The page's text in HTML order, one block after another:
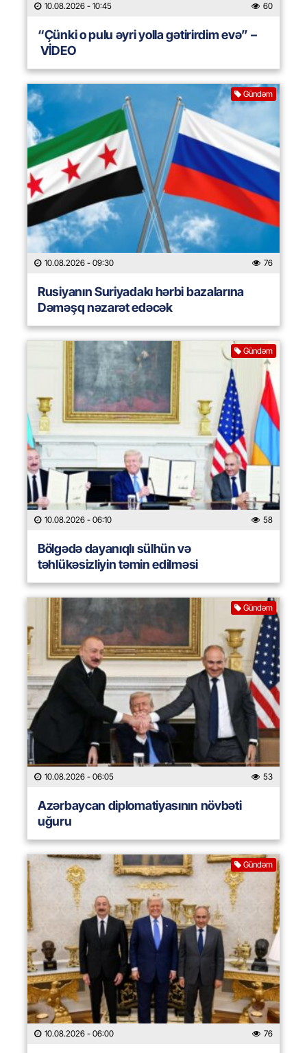
10.08.2026 - 10:45 60
“Çünki o pulu əyri yolla gətirirdim evə” –
VİDEO
Gündəm
10.08.2026 - 09:30 76
Rusiyanın Suriyadakı hərbi bazalarına
Dəməşq nəzarət edəcək
Gündəm
10.08.2026 - 06:10 58
Bölgədə dayanıqlı sülhün və
təhlükəsizliyin təmin edilməsi
Gündəm
10.08.2026 - 06:05 53
Azərbaycan diplomatiyasının növbəti
uğuru
Gündəm
10.08.2026 - 06:00 76